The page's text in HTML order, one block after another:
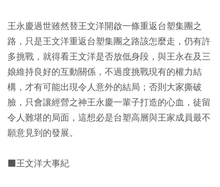
王永慶過世雖然替王文洋開啟一條重返台塑集團之
路，只是王文洋重返台塑集團之路該怎麼走，仍有許
多挑戰，就得看王文洋是否放低身段，與王永在及三
娘維持良好的互動關係，不過度挑戰現有的權力結
構，才有可能出現令人意外的結局；否則大家撕破
臉，只會讓經營之神王永慶一輩子打造的心血，徒留
令人難堪的局面，這想必是台塑高層與王家成員最不
願意見到的發展。
■王文洋大事紀